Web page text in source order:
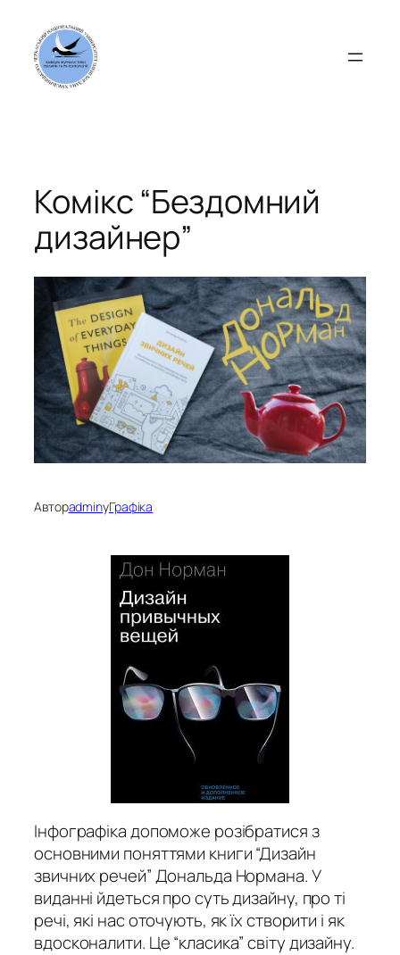
вмісту
Комікс “Бездомний
дизайнер”
АвторadminуГрафіка
Інфографіка допоможе розібратися з
основними поняттями книги “Дизайн
звичних речей” Дональда Нормана. У
виданні йдеться про суть дизайну, про ті
речі, які нас оточують, як їх створити і як
вдосконалити. Це “класика” світу дизайну.